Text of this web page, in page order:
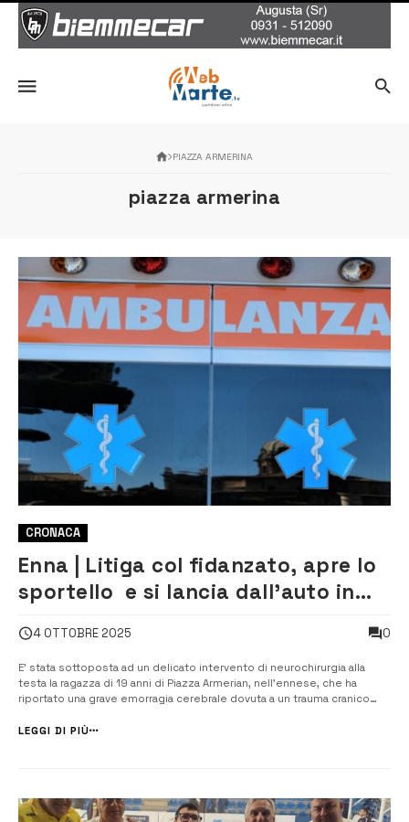
PIAZZA ARMERINA
piazza armerina
CRONACA
Enna | Litiga col fidanzato, apre lo
sportello e si lancia dall’auto in
4 OTTOBRE 2025 0
E’ stata sottoposta ad un delicato intervento di neurochirurgia alla
testa la ragazza di 19 anni di Piazza Armerian, nell’ennese, che ha
riportato una grave emorragia cerebrale dovuta a un trauma cranico
Secondo una prima ricostruzione e il racconto del fidanzato alle forze
LEGGI DI PIÙ